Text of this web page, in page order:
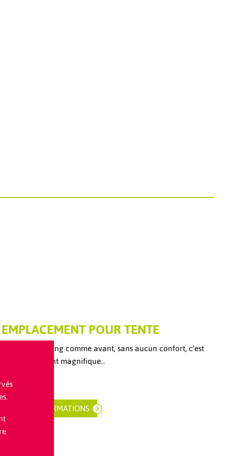
EMPLACEMENT POUR TENTE
Faire du camping comme avant, sans aucun confort, c'est
tout simplement magnifique...
TARIFS
PLUS D'INFORMATIONS